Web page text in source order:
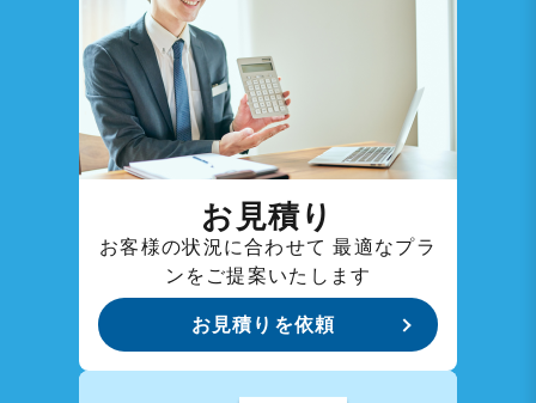
お見積り
お客様の状況に合わせて 最適なプラ
ンをご提案いたします
お見積りを依頼